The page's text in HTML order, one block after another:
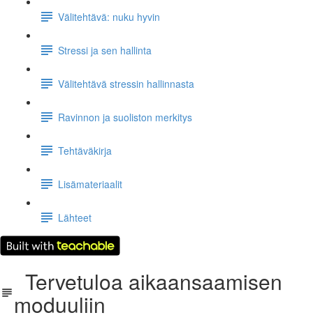
Välitehtävä: nuku hyvin
Stressi ja sen hallinta
Välitehtävä stressin hallinnasta
Ravinnon ja suoliston merkitys
Tehtäväkirja
Lisämateriaalit
Lähteet
Tervetuloa aikaansaamisen
moduuliin